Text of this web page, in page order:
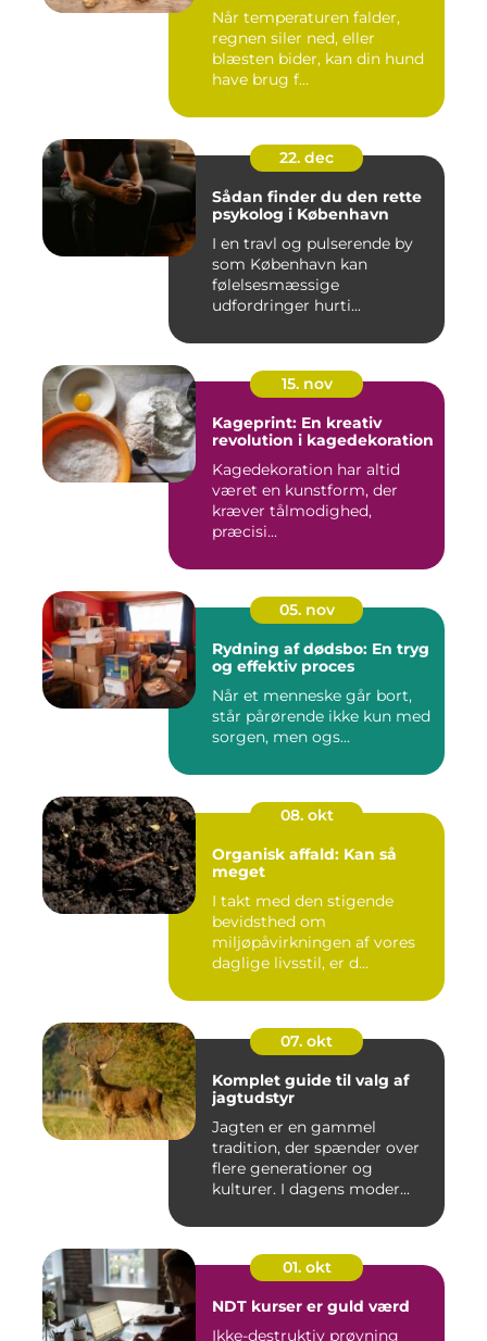
Når temperaturen falder,
regnen siler ned, eller
blæsten bider, kan din hund
have brug f...
22. dec
Sådan finder du den rette
psykolog i København
I en travl og pulserende by
som København kan
følelsesmæssige
udfordringer hurti...
15. nov
Kageprint: En kreativ
revolution i kagedekoration
Kagedekoration har altid
været en kunstform, der
kræver tålmodighed,
præcisi...
05. nov
Rydning af dødsbo: En tryg
og effektiv proces
Når et menneske går bort,
står pårørende ikke kun med
sorgen, men ogs...
08. okt
Organisk affald: Kan så
meget
I takt med den stigende
bevidsthed om
miljøpåvirkningen af vores
daglige livsstil, er d...
07. okt
Komplet guide til valg af
jagtudstyr
Jagten er en gammel
tradition, der spænder over
flere generationer og
kulturer. I dagens moder...
01. okt
NDT kurser er guld værd
Ikke-destruktiv prøvning